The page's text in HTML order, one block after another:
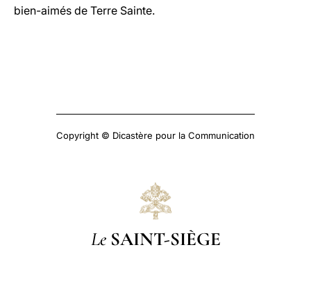
bien-aimés de Terre Sainte.
Copyright © Dicastère pour la Communication
Le SAINT-SIÈGE